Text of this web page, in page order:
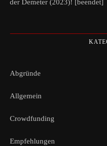
der Demeter (2023)! [beendet]
Abgründe
Allgemein
Crowdfunding
Empfehlungen